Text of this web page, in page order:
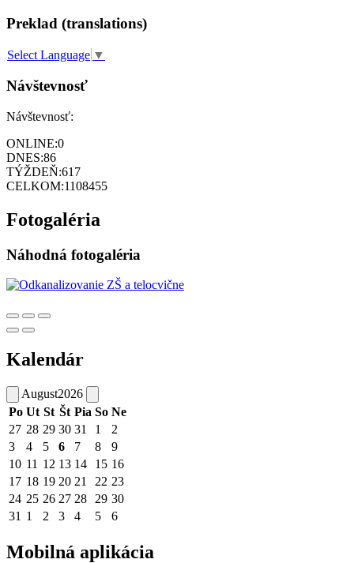
Preklad (translations)
Select Language ▼
Návštevnosť
Návštevnosť:
ONLINE:0
DNES:86
TÝŽDEŇ:617
CELKOM:1108455
Fotogaléria
Náhodná fotogaléria
Kalendár
August2026
Po Ut St Št Pia So Ne
27 28 29 30 31 1
2
3
4 5 6 7 8
9
10 11 12 13 14 15 16
17 18 19 20 21 22 23
24 25 26 27 28 29 30
31 1 2 3 4 5 6
Mobilná aplikácia